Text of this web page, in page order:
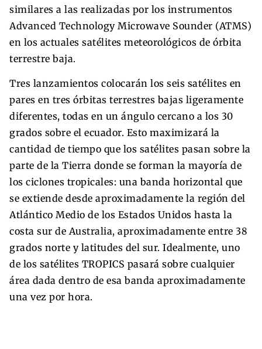
similares a las realizadas por los instrumentos
Advanced Technology Microwave Sounder (ATMS)
en los actuales satélites meteorológicos de órbita
terrestre baja.
Tres lanzamientos colocarán los seis satélites en
pares en tres órbitas terrestres bajas ligeramente
diferentes, todas en un ángulo cercano a los 30
grados sobre el ecuador. Esto maximizará la
cantidad de tiempo que los satélites pasan sobre la
parte de la Tierra donde se forman la mayoría de
los ciclones tropicales: una banda horizontal que
se extiende desde aproximadamente la región del
Atlántico Medio de los Estados Unidos hasta la
costa sur de Australia, aproximadamente entre 38
grados norte y latitudes del sur. Idealmente, uno
de los satélites TROPICS pasará sobre cualquier
área dada dentro de esa banda aproximadamente
una vez por hora.